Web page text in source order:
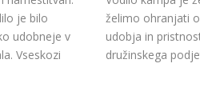
je bilo
udobneje v
Vseskozi
želimo ohranjati
udobja in
družinskega